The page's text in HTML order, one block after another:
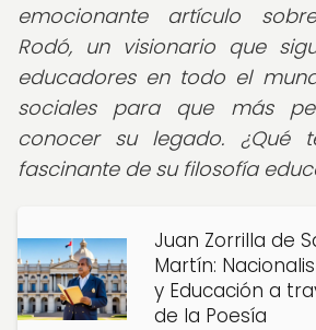
emocionante artículo
Rodó, un visionario que
educadores en todo el
sociales para que más
conocer su legado. ¿Qué
fascinante de su filosofía
Juan Zorrilla de
Martín:
y Educación a
de la Poesía